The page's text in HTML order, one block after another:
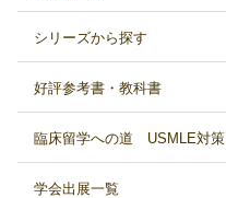
シリーズから探す
好評参考書・教科書
臨床留学への道 USMLE対策
学会出展一覧